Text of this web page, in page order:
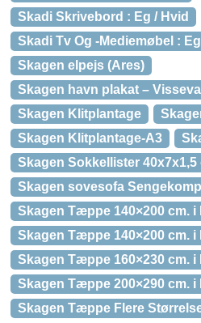
Skadi Skrivebord : Eg / Hvid
Skadi Tv Og -Mediemøbel :
Skagen elpejs (Ares)
Skagen havn plakat –
Skagen Klitplantage
Skagen Klitplantage-A3
Skagen Sokkellister 40x7x1,5
Skagen sovesofa
Skagen Tæppe 140×200 cm. i
Skagen Tæppe 140×200 cm. i
Skagen Tæppe 160×230 cm. i
Skagen Tæppe 200×290 cm. i
Skagen Tæppe Flere